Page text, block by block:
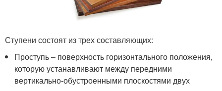
Ступени состоят из трех составляющих:
Проступь – поверхность горизонтального положения,
которую устанавливают между передними
вертикально-обустроенными плоскостями двух